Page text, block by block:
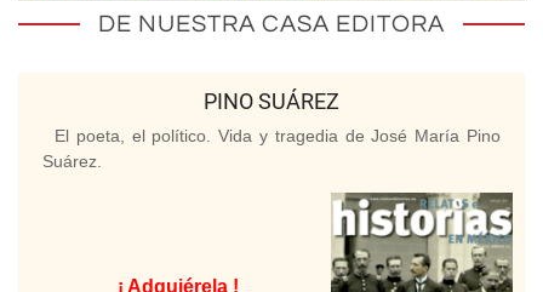
DE NUESTRA CASA EDITORA
PINO SUÁREZ
El poeta, el político. Vida y tragedia de José María Pino
Suárez.
¡ Adquiérela !